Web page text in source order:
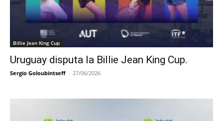
Billie Jean King Cup
Uruguay disputa la Billie Jean King Cup.
Sergio Goloubintseff - 27/06/2026